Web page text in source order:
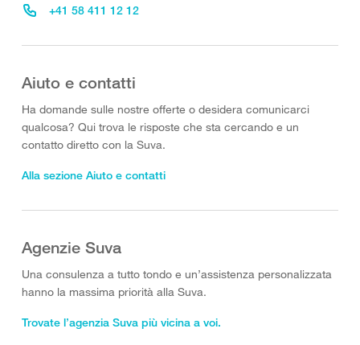
+41 58 411 12 12
Aiuto e contatti
Ha domande sulle nostre offerte o desidera comunicarci
qualcosa? Qui trova le risposte che sta cercando e un
contatto diretto con la Suva.
Alla sezione Aiuto e contatti
Agenzie Suva
Una consulenza a tutto tondo e un’assistenza personalizzata
hanno la massima priorità alla Suva.
Trovate l’agenzia Suva più vicina a voi.